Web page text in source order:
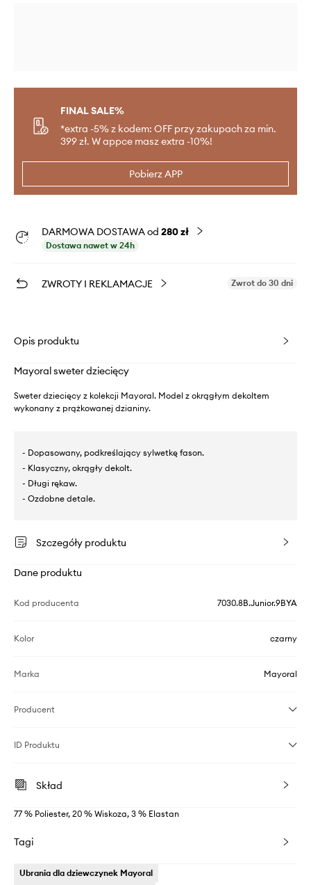
FINAL SALE%
*extra -5% z kodem: OFF przy zakupach za min.
399 zł. W appce masz extra -10%!
Pobierz APP
DARMOWA DOSTAWA od 280 zł
Dostawa nawet w 24h
ZWROTY I REKLAMACJE Zwrot do 30 dni
Opis produktu
Mayoral sweter dziecięcy
Sweter dziecięcy z kolekcji Mayoral. Model z okrągłym dekoltem
wykonany z prążkowanej dzianiny.
- Dopasowany, podkreślający sylwetkę fason.
- Klasyczny, okrągły dekolt.
- Długi rękaw.
- Ozdobne detale.
Szczegóły produktu
Dane produktu
Kod producenta 7030.8B.Junior.9BYA
Kolor czarny
Marka Mayoral
Producent
ID Produktu
Skład
77 % Poliester, 20 % Wiskoza, 3 % Elastan
Tagi
Ubrania dla dziewczynek Mayoral